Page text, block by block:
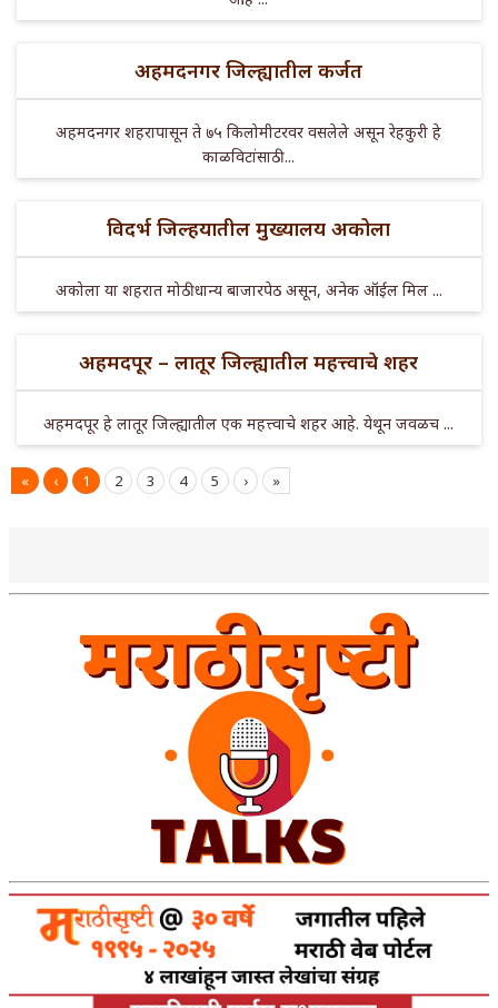
अहमदनगर जिल्ह्यातील कर्जत
अहमदनगर शहरापासून ते ७५ किलोमीटरवर वसलेले असून रेहकुरी हे
काळविटांसाठी ...
विदर्भ जिल्हयातील मुख्यालय अकोला
अकोला या शहरात मोठी धान्य बाजारपेठ असून, अनेक ऑईल मिल ...
अहमदपूर – लातूर जिल्ह्यातील महत्त्वाचे शहर
अहमदपूर हे लातूर जिल्ह्यातील एक महत्त्वाचे शहर आहे. येथून जवळच ...
« ‹ 1 2 3 4 5 › »